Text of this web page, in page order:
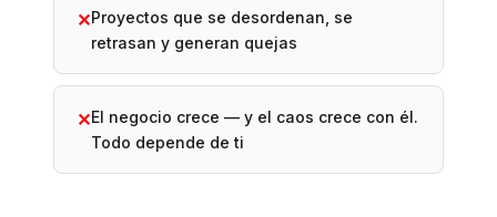
✕Proyectos que se desordenan, se
retrasan y generan quejas
✕El negocio crece — y el caos crece con él.
Todo depende de ti